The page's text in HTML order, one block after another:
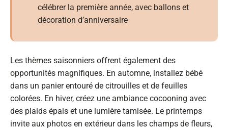
célébrer la première année, avec ballons et
décoration d’anniversaire
Les thèmes saisonniers offrent également des
opportunités magnifiques. En automne, installez bébé
dans un panier entouré de citrouilles et de feuilles
colorées. En hiver, créez une ambiance cocooning avec
des plaids épais et une lumière tamisée. Le printemps
invite aux photos en extérieur dans les champs de fleurs,